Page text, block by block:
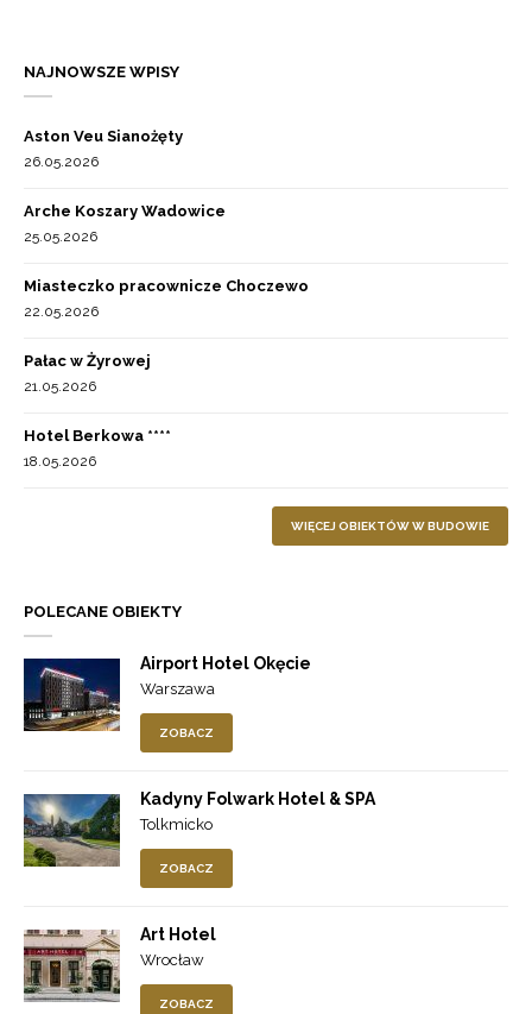
NAJNOWSZE WPISY
Aston Veu Sianożęty
26.05.2026
Arche Koszary Wadowice
25.05.2026
Miasteczko pracownicze Choczewo
22.05.2026
Pałac w Żyrowej
21.05.2026
Hotel Berkowa ****
18.05.2026
WIĘCEJ OBIEKTÓW W BUDOWIE
POLECANE OBIEKTY
Airport Hotel Okęcie
Warszawa
ZOBACZ
Kadyny Folwark Hotel & SPA
Tolkmicko
ZOBACZ
Art Hotel
Wrocław
ZOBACZ